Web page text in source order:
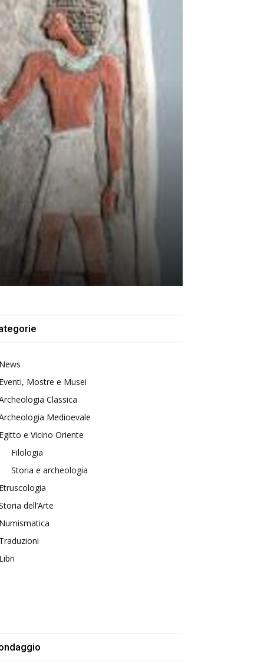
Mostre e Musei
Classica
Medioevale
e Vicino Oriente
Filologia
Storia e archeologia
dell’Arte